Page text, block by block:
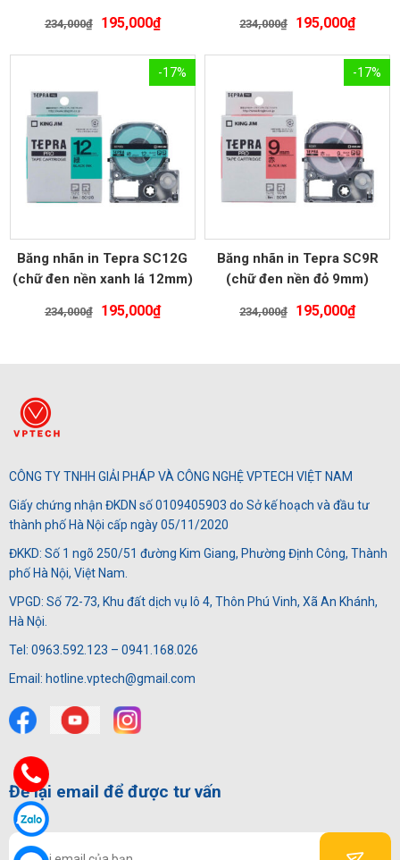
234,000₫
Giá
234,000₫.
195,000₫Giá
tại
là:
234,000₫
Giá
234,000₫.
195,000₫Giá
tại
là:
-17%
Băng nhãn in Tepra SC12G
(chữ đen nền xanh lá 12mm)
234,000₫
Giá
195,000₫Giá
-17%
Băng nhãn in Tepra SC9R
(chữ đen nền đỏ 9mm)
234,000₫
Giá
195,000₫Giá
CÔNG TY TNHH GIẢI PHÁP VÀ CÔNG NGHỆ VPTECH VIỆT NAM
Giấy chứng nhận ĐKDN số 0109405903 do Sở kế hoạch và đầu tư
thành phố Hà Nội cấp ngày 05/11/2020
ĐKKD: Số 1 ngõ 250/51 đường Kim Giang, Phường Định Công, Thành
phố Hà Nội, Việt Nam.
VPGD: Số 72-73, Khu đất dịch vụ lô 4, Thôn Phú Vinh, Xã An Khánh,
Hà Nội.
Tel: 0963.592.123 – 0941.168.026
Email: hotline.vptech@gmail.com
Để lại email để được tư vấn